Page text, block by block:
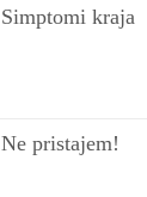
Simptomi kraja
Ne pristajem!